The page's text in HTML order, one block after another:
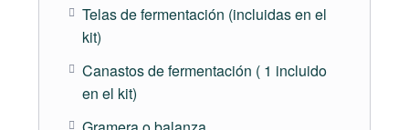
Clases en vivo + documentos descargables +
Módulo 5 – Creación y uso de la masa madre
Telas de fermentación (incluidas en el
kit)
Canastos de fermentación ( 1 incluido
en el kit)